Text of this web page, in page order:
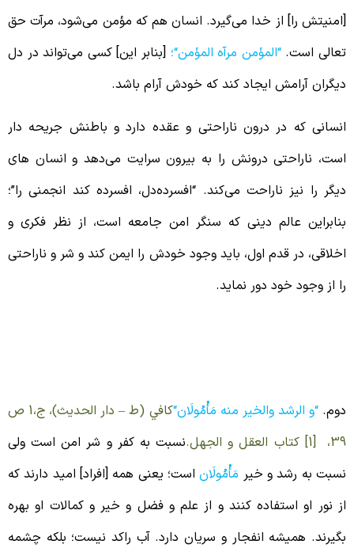
را] از خدا می‌گیرد. انسان هم که مؤمن می‌شود، مرآت حق
است.“المؤمن مرآه المؤمن“؛[بنابر این] کسی می‌تواند در دل
آرامش ایجاد کند که خودش آرام باشد.
که در درون ناراحتی و عقده دارد و باطنش جریحه دار
ناراحتی درونش را به بیرون سرایت می‌دهد و انسان ‌های
را نیز ناراحت می‌کند. “افسرده‌دل، افسرده کند انجمنی را”؛
عالم دینی که سنگر امن جامعه است، از نظر فکری و
در قدم اول، باید وجود خودش را ایمن کند و شر و ناراحتی
از وجود خود دور نماید.
“و الرشد والخیر منه مَأْمُولَان“
كافي (ط – دار الحديث)، ج‏،1 ص
العقل و الجهل.
نسبت به کفر و شر امن است ولی
به رشد و خیرمَأْمُولَاناست؛ یعنی همه [افراد] امید دارند که
نور او استفاده کنند و از علم و فضل و خیر و کمالات او بهره
همیشه انفجار و سریان دارد. آب راکد نیست؛ بلکه چشمه